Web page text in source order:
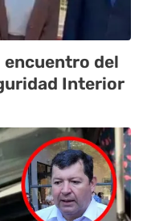
encuentro del
Interior